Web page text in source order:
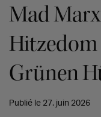
Mad
Grünen
Publié le 27. juin 2026